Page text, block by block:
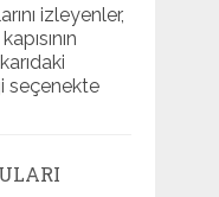
izleyenler,
seçenekte